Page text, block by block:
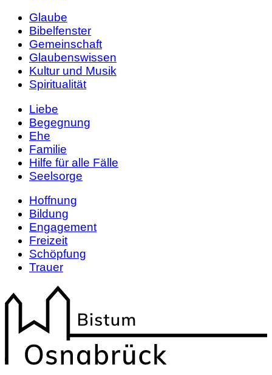
Glaube
Bibelfenster
Gemeinschaft
Glaubenswissen
Kultur und Musik
Spiritualität
Liebe
Begegnung
Ehe
Familie
Hilfe für alle Fälle
Seelsorge
Hoffnung
Bildung
Engagement
Freizeit
Schöpfung
Trauer